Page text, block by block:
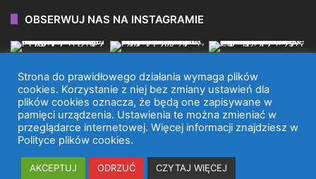
OBSERWUJ NAS NA INSTAGRAMIE
WYDAWNICTWO DANGO 2026 © WSZYSTKIE PRAWA
ZASTRZEŻONE.
Facebook
X Instagram
TikTok
Strona do prawidłowego działania wymaga plików
cookies. Korzystanie z niej bez zmiany ustawień dla
plików cookies oznacza, że będą one zapisywane w
pamięci urządzenia. Ustawienia te można zmieniać w
przeglądarce internetowej. Więcej informacji znajdziesz w
Polityce plików cookies.
AKCEPTUJ ODRZUĆ CZYTAJ WIĘCEJ